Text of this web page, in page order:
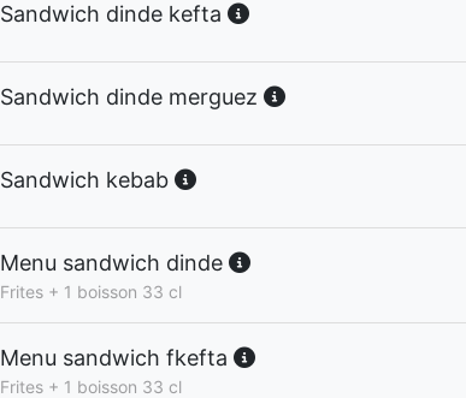
Sandwich dinde kefta
Sandwich dinde merguez
Sandwich kebab
Menu sandwich dinde
Frites + 1 boisson 33 cl
Menu sandwich fkefta
Frites + 1 boisson 33 cl